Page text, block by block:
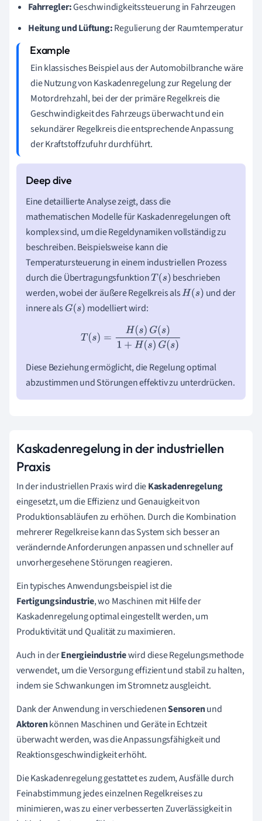
Fahrregler:Geschwindigkeitssteuerung in Fahrzeugen
Heitung und Lüftung:Regulierung der Raumtemperatur
Ein klassisches Beispiel aus der Automobilbranche wäre
die Nutzung von Kaskadenregelung zur Regelung der
Motordrehzahl, bei der der primäre Regelkreis die
Geschwindigkeit des Fahrzeugs überwacht und ein
sekundärer Regelkreis die entsprechende Anpassung
der Kraftstoffzufuhr durchführt.
Eine detaillierte Analyse zeigt, dass die
mathematischen Modelle für Kaskadenregelungen oft
komplex sind, um die Regeldynamiken vollständig zu
beschreiben. Beispielsweise kann die
Temperatursteuerung in einem industriellen Prozess
durch die ÜbertragungsfunktionT(s) beschrieben
werden, wobei der äußere Regelkreis alsH(s)
und der
innere als G(s)
modelliert wird:
T(s) =H G(s)1+H(s)G(s
Diese Beziehung ermöglicht, die Regelung optimal
abzustimmen und Störungen effektiv zu unterdrücken.
Kaskadenregelung in der industriellen
Praxis
In der industriellen Praxis wird dieKaskadenregelung
eingesetzt, um die Effizienz und Genauigkeit von
Produktionsabläufen zu erhöhen. Durch die Kombination
mehrerer Regelkreise kann das System sich besser an
verändernde Anforderungen anpassen und schneller auf
unvorhergesehene Störungen reagieren.
Ein typisches Anwendungsbeispiel ist die
Fertigungsindustrie, wo Maschinen mit Hilfe der
Kaskadenregelung optimal eingestellt werden, um
Produktivität und Qualität zu maximieren.
Auch in derEnergieindustriewird diese Regelungsmethode
verwendet, um die Versorgung effizient und stabil zu halten,
indem sie Schwankungen im Stromnetz ausgleicht.
Dank der Anwendung in verschiedenenSensorenund
Aktorenkönnen Maschinen und Geräte in Echtzeit
überwacht werden, was die Anpassungsfähigkeit und
Reaktionsgeschwindigkeit erhöht.
Die Kaskadenregelung gestattet es zudem, Ausfälle durch
Feinabstimmung jedes einzelnen Regelkreises zu
minimieren, was zu einer verbesserten Zuverlässigkeit in